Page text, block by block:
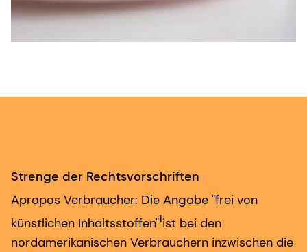
Strenge der Rechtsvorschriften
Apropos Verbraucher: Die Angabe "frei von
künstlichen Inhaltsstoffen"1ist bei den
nordamerikanischen Verbrauchern inzwischen die